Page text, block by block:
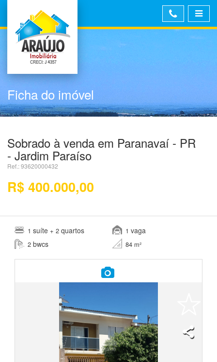
Ficha do imóvel
Sobrado à venda em Paranavaí - PR
- Jardim Paraíso
Ref.: 93620000432
R$ 400.000,00
1 suíte + 2 quartos
2 bwcs
1 vaga
84 m²